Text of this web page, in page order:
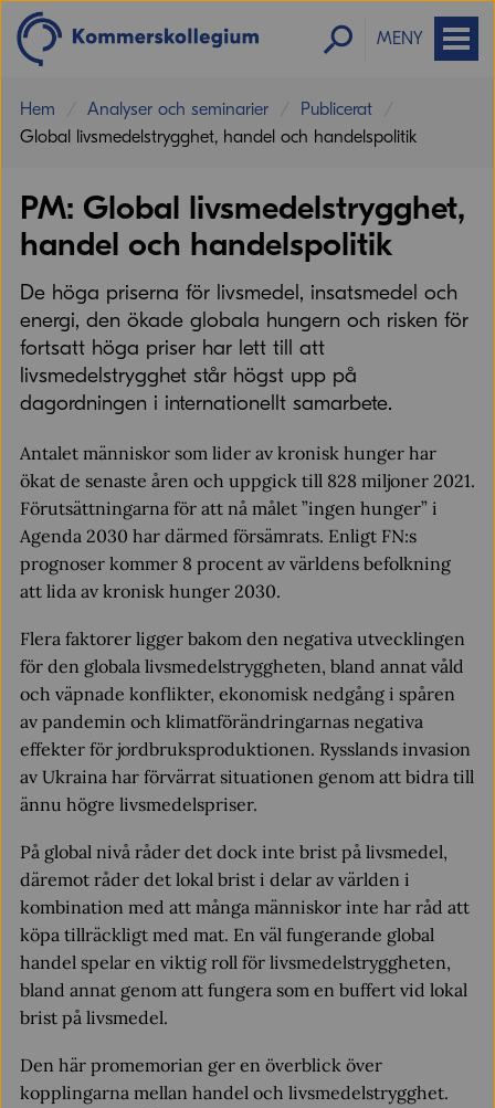
MENY
Hem Analyser och seminarier
Publicerat
Global livsmedelstrygghet, handel och handelspolitik
PM: Global livsmedelstrygghet,
handel och handelspolitik
De höga priserna för livsmedel, insatsmedel och
energi, den ökade globala hungern och risken för
fortsatt höga priser har lett till att
livsmedelstrygghet står högst upp på
dagordningen i internationellt samarbete.
Antalet människor som lider av kronisk hunger har
ökat de senaste åren och uppgick till 828 miljoner 2021.
Förutsättningarna för att nå målet ”ingen hunger” i
Agenda 2030 har därmed försämrats. Enligt FN:s
prognoser kommer 8 procent av världens befolkning
att lida av kronisk hunger 2030.
Flera faktorer ligger bakom den negativa utvecklingen
för den globala livsmedelstryggheten, bland annat våld
och väpnade konflikter, ekonomisk nedgång i spåren
av pandemin och klimatförändringarnas negativa
effekter för jordbruksproduktionen. Rysslands invasion
av Ukraina har förvärrat situationen genom att bidra till
ännu högre livsmedelspriser.
På global nivå råder det dock inte brist på livsmedel,
däremot råder det lokal brist i delar av världen i
kombination med att många människor inte har råd att
köpa tillräckligt med mat. En väl fungerande global
handel spelar en viktig roll för livsmedelstryggheten,
bland annat genom att fungera som en buffert vid lokal
brist på livsmedel.
Den här promemorian ger en överblick över
kopplingarna mellan handel och livsmedelstrygghet.